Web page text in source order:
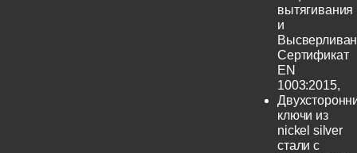
вытягивания
и
Сертификат
EN
1003:2015,
ключи из
nickel silver
стали с